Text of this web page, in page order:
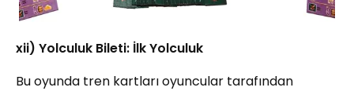
xii) Yolculuk Bileti: İlk Yolculuk
Bu oyunda tren kartları oyuncular tarafından